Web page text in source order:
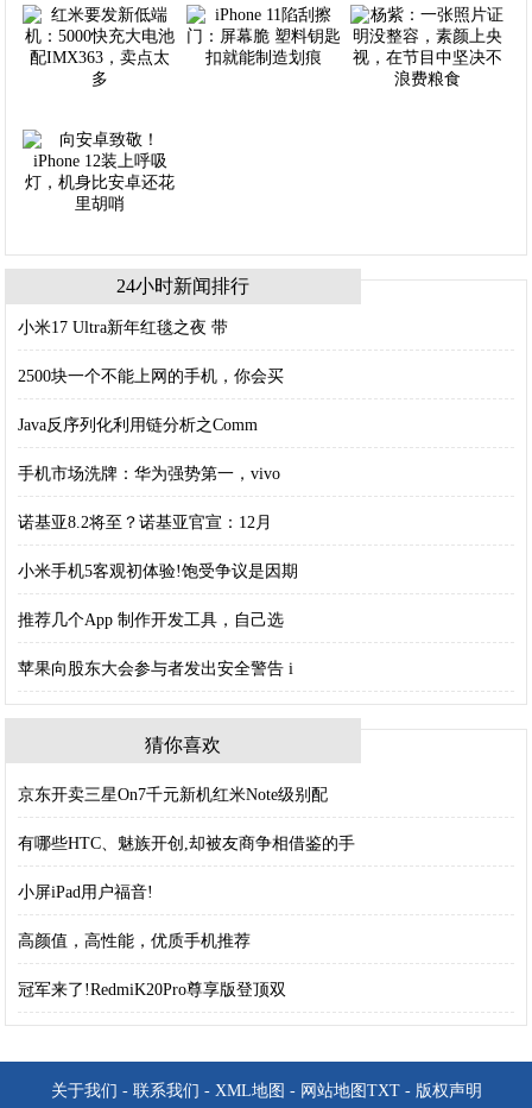
24小时新闻排行
小米17 Ultra新年红毯之夜 带
2500块一个不能上网的手机，你会买
Java反序列化利用链分析之Comm
手机市场洗牌：华为强势第一，vivo
诺基亚8.2将至？诺基亚官宣：12月
小米手机5客观初体验!饱受争议是因期
推荐几个App 制作开发工具，自己选
苹果向股东大会参与者发出安全警告 i
猜你喜欢
京东开卖三星On7千元新机红米Note级别配
有哪些HTC、魅族开创,却被友商争相借鉴的手
小屏iPad用户福音!
高颜值，高性能，优质手机推荐
冠军来了!RedmiK20Pro尊享版登顶双
关于我们 - 联系我们 - XML地图 - 网站地图 TXT- 版权声明